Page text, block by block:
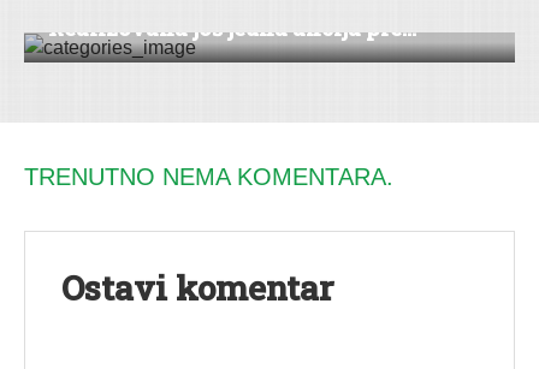
Realizovana još jedna akcija pre...
TRENUTNO NEMA KOMENTARA.
Ostavi komentar